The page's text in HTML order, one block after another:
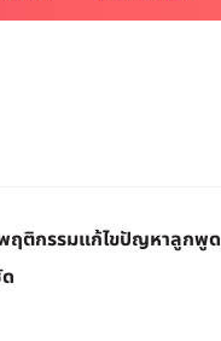
ฤติกรรมแก้ไขปัญหาลูกพูด